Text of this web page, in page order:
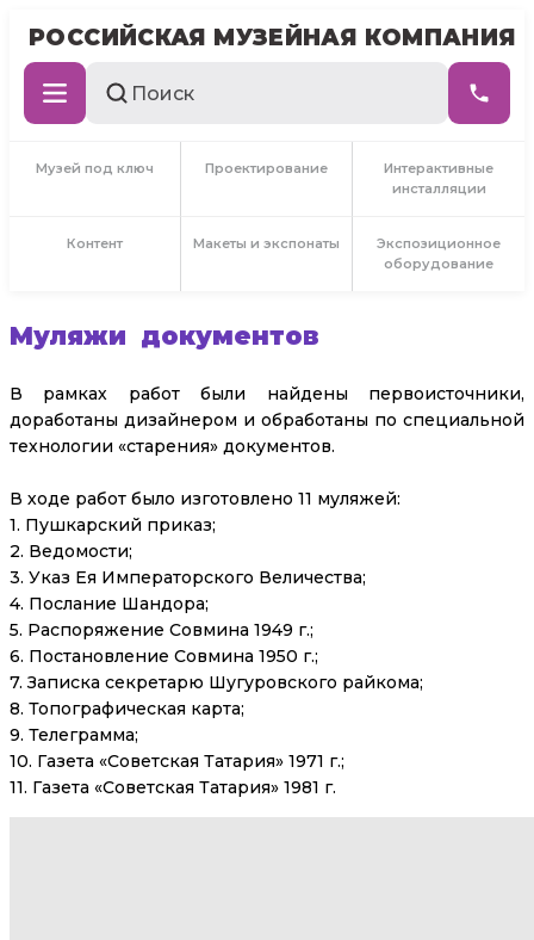
РОССИЙСКАЯ МУЗЕЙНАЯ КОМПАНИЯ
Музей под ключ Проектирование
Интерактивные
инсталляции
Контент Макеты и экспонаты
Экспозиционное
оборудование
Муляжи документов
В рамках работ были найдены первоисточники,
доработаны дизайнером и обработаны по специальной
технологии «старения» документов.
В ходе работ было изготовлено 11 муляжей:
1. Пушкарский приказ;
2. Ведомости;
3. Указ Ея Императорского Величества;
4. Послание Шандора;
5. Распоряжение Совмина 1949 г.;
6. Постановление Совмина 1950 г.;
7. Записка секретарю Шугуровского райкома;
8. Топографическая карта;
9. Телеграмма;
10. Газета «Советская Татария» 1971 г.;
11. Газета «Советская Татария» 1981 г.